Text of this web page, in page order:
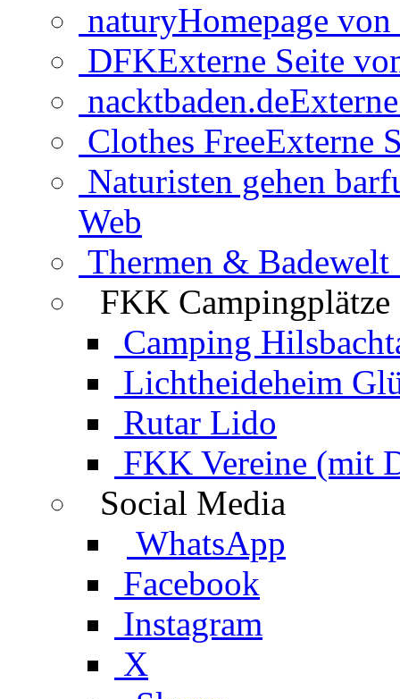
naturyHomepage
DFKExterne Seite
nacktbaden.de
Clothes FreeExterne
Naturisten gehen
Web
Thermen & Badewelt
FKK Campingplätze
Camping
Lichtheideheim
Rutar Lido
FKK Vereine (mit
Social Media
WhatsApp
Facebook
Instagram
X